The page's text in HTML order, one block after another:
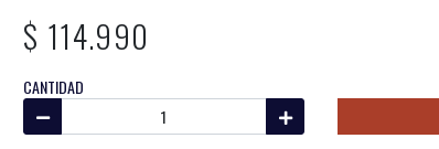
$ 114.990
CANTIDAD